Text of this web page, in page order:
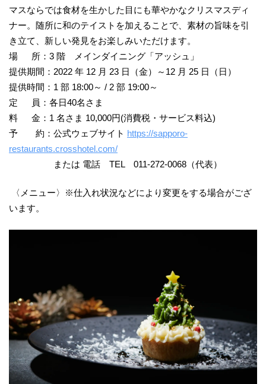
マスならでは食材を生かした目にも華やかなクリスマスディ
ナー。随所に和のテイストを加えることで、素材の旨味を引
き立て、新しい発見をお楽しみいただけます。
場 所：3 階 メインダイニング「アッシュ」
提供期間：2022 年 12 月 23 日（金）～12 月 25 日（日）
提供時間：1 部 18:00～ / 2 部 19:00～
定 員：各日40名さま
料 金：1 名さま 10,000円(消費税・サービス料込)
予 約：公式ウェブサイト https://sapporo-
restaurants.crosshotel.com/
または 電話 TEL 011-272-0068（代表）
〈メニュー〉※仕入れ状況などにより変更をする場合がござ
います。